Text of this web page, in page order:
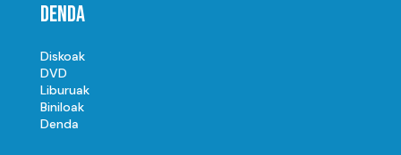
Denda
Diskoak
DVD
Liburuak
Biniloak
Denda